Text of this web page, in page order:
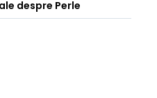
despre Perle